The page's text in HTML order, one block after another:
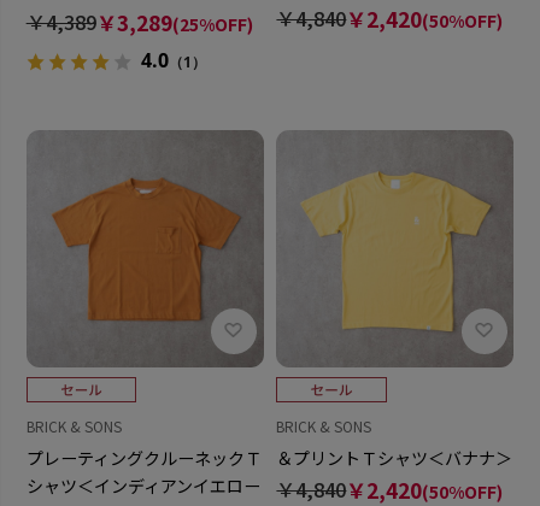
オフィスカジュアル
￥4,389￥3,289(25%OFF)
4.0（1）
￥4,840￥2,420(50%OFF)
BRICK & SONS
プレーティングクルーネックＴ
シャツ＜インディアンイエロー
BRICK & SONS
＆プリントＴシャツ＜バナナ＞
￥4,840￥2,420(50%OFF)